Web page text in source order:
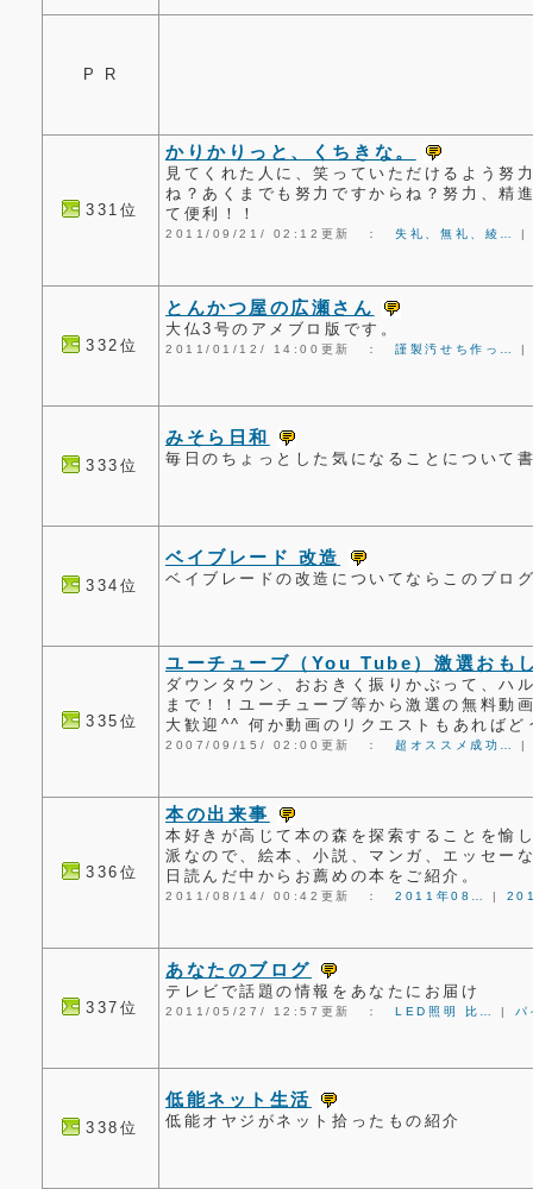
P R
331位
かりかりっと、くちきな。
見てくれた人に、笑っていただけるよう努
ね？あくまでも努力ですからね？努力、
て便利！！
2011/09/21/ 02:12更新 ：失礼、無礼、綾…
332位
とんかつ屋の広瀬さん
大仏3号のアメブロ版です。
2011/01/12/ 14:00更新 ：謹製汚せち作っ…
333位
みそら日和
毎日のちょっとした気になることについて
334位
ベイブレード 改造
ベイブレードの改造についてならこのブロ
335位
ユーチューブ（You Tube）激選おも
ダウンタウン、おおきく振りかぶって、ハ
まで！！ユーチューブ等から激選の無料動
大歓迎^^ 何か動画のリクエストもあればど
2007/09/15/ 02:00更新 ：超オススメ成功…
336位
本の出来事
本好きが高じて本の森を探索することを愉
派なので、絵本、小説、マンガ、エッセー
日読んだ中からお薦めの本をご紹介。
2011/08/14/ 00:42更新 ：2011年08… |
337位
あなたのブログ
テレビで話題の情報をあなたにお届け
2011/05/27/ 12:57更新 ：LED照明 比… |
338位
低能ネット生活
低能オヤジがネット拾ったもの紹介